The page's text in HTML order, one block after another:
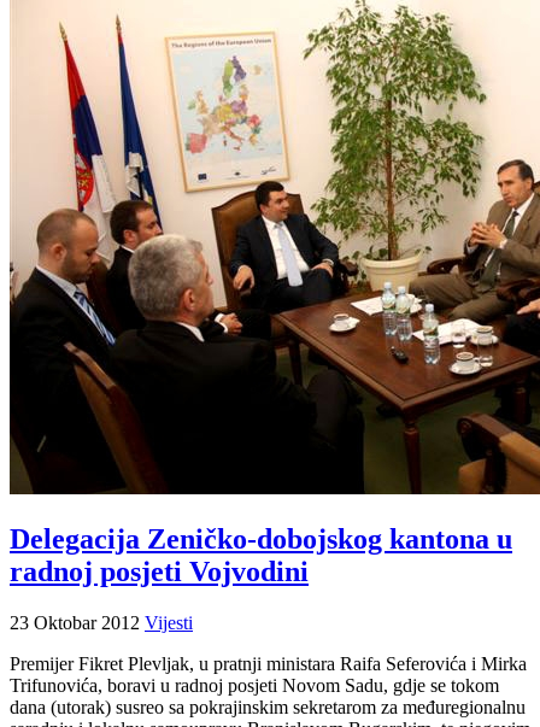
Delegacija Zeničko-dobojskog kantona u
radnoj posjeti Vojvodini
23 Oktobar 2012 Vijesti
Premijer Fikret Plevljak, u pratnji ministara Raifa Seferovića i Mirka
Trifunovića, boravi u radnoj posjeti Novom Sadu, gdje se tokom
dana (utorak) susreo sa pokrajinskim sekretarom za međuregionalnu